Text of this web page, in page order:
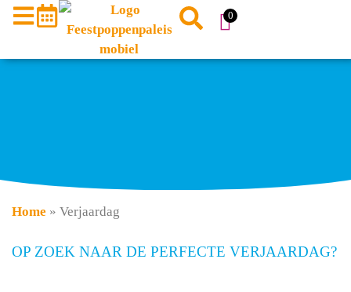
0
Home » Verjaardag
OP ZOEK NAAR DE PERFECTE VERJAARDAG?